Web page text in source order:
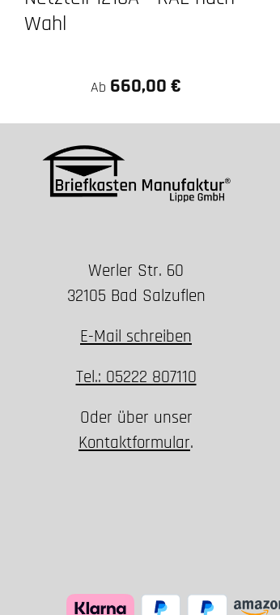
Wahl
Ab 660,00 €
Werler Str. 60
32105 Bad Salzuflen
E-Mail schreiben
Tel.: 05222 807110
Oder über unser
Kontaktformular.